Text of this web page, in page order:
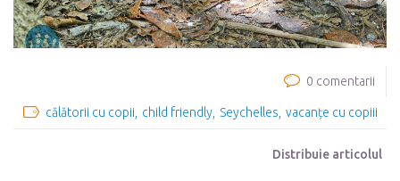
0 comentarii
călătorii cu copii child friendly Seychelles vacanțe cu copiii
Distribuie articolul